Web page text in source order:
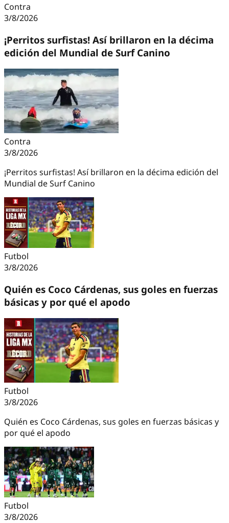
Contra
3/8/2026
¡Perritos surfistas! Así brillaron en la décima
edición del Mundial de Surf Canino
Contra
3/8/2026
¡Perritos surfistas! Así brillaron en la décima edición del
Mundial de Surf Canino
Futbol
3/8/2026
Quién es Coco Cárdenas, sus goles en fuerzas
básicas y por qué el apodo
Futbol
3/8/2026
Quién es Coco Cárdenas, sus goles en fuerzas básicas y
por qué el apodo
Futbol
3/8/2026